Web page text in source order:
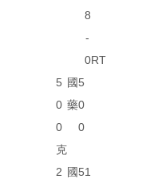
8
-
0RT
5
0
0
克
國
藥
5
0
0
2 國51